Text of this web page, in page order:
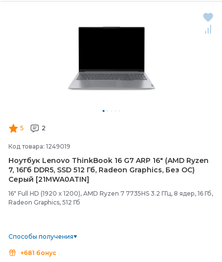
5 2
Код товара: 1249019
Ноутбук Lenovo ThinkBook 16 G7 ARP 16" (AMD Ryzen
7, 16Гб DDR5, SSD 512 Гб, Radeon Graphics, Без ОС)
Серый [21MWA0ATIN]
16" Full HD (1920 x 1200), AMD Ryzen 7 7735HS 3.2 ГГц, 8 ядер, 16 Гб,
Radeon Graphics, 512 Гб
Способы получения
+681 бонус